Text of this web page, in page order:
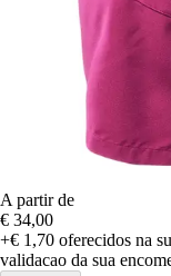
A partir de
€ 34,00
+€ 1,70 oferecidos na
validacao da sua